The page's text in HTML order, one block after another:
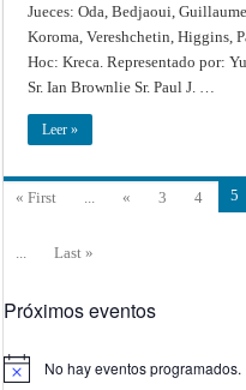
DEL
USO
DE
LA
FUERZA
Jueces: Oda, Bedjaoui,
Koroma, Vereshchetin, Higgins,
Hoc: Kreca. Representado por:
Sr. Ian Brownlie Sr. Paul J. …
Leer »
« First « 3 4 5
Last »
Próximos eventos
Aviso No hay eventos programados.